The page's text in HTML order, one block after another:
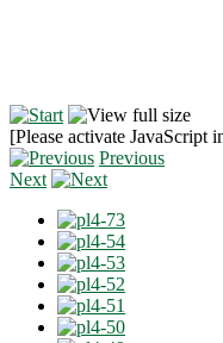
[Please activate JavaScript
Previous
Next